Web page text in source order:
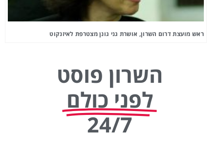
ראש מועצת דרום השרון, אושרת גני גונן מצטרפת לאיזנקוט
השרון פוסט
לפני כולם
24/7